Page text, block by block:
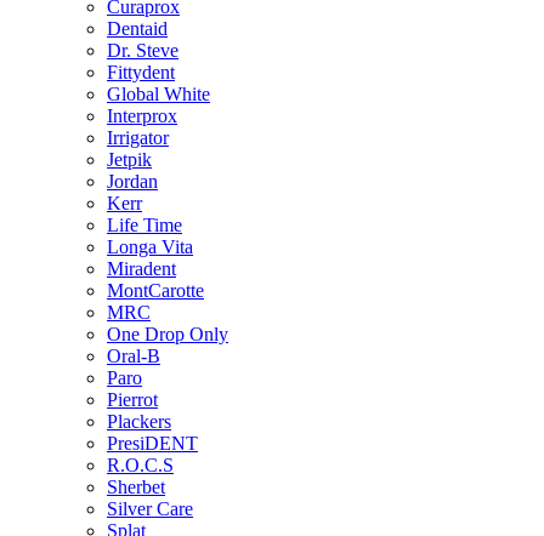
Curaprox
Dentaid
Dr. Steve
Fittydent
Global White
Interprox
Irrigator
Jetpik
Jordan
Kerr
Life Time
Longa Vita
Miradent
MontCarotte
MRC
One Drop Only
Oral-B
Paro
Pierrot
Plackers
PresiDENT
R.O.C.S
Sherbet
Silver Care
Splat